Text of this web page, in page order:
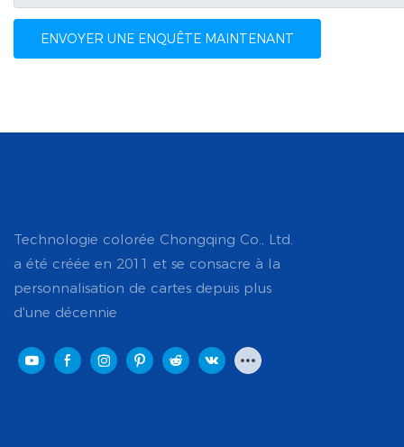
ENVOYER UNE ENQUÊTE MAINTENANT
Technologie colorée Chongqing Co., Ltd.
a été créée en 2011 et se consacre à la
personnalisation de cartes depuis plus
d'une décennie